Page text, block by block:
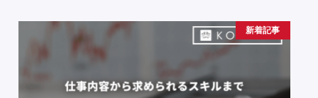
新着記事